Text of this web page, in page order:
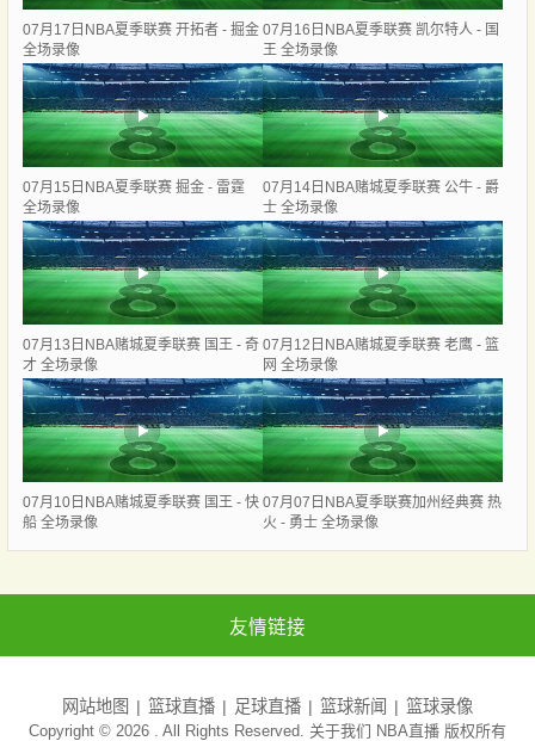
07月17日NBA夏季联赛 开拓者 - 掘金
全场录像
07月16日NBA夏季联赛 凯尔特人 - 国
王 全场录像
07月15日NBA夏季联赛 掘金 - 雷霆
全场录像
07月14日NBA赌城夏季联赛 公牛 - 爵
士 全场录像
07月13日NBA赌城夏季联赛 国王 - 奇
才 全场录像
07月12日NBA赌城夏季联赛 老鹰 - 篮
网 全场录像
07月10日NBA赌城夏季联赛 国王 - 快
船 全场录像
07月07日NBA夏季联赛加州经典赛 热
火 - 勇士 全场录像
友情链接
网站地图 篮球直播 足球直播 篮球新闻 篮球录像
Copyright © 2026 . All Rights Reserved. 关于我们 NBA直播 版权所有